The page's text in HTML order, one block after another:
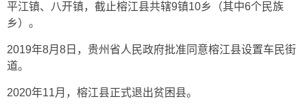
平江镇、八开镇，截止榕江县共辖9镇10乡（其中6个民族
乡）。
2019年8月8日，贵州省人民政府批准同意榕江县设置车民街
道。
2020年11月，榕江县正式退出贫困县。